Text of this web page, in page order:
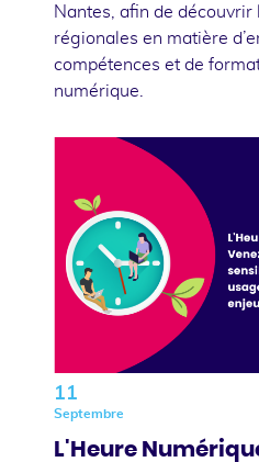
Nantes, afin de
régionales en matière
compétences et de
numérique.
11
Septembre
L'Heure